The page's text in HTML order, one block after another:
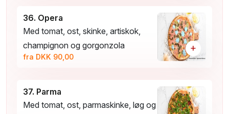
36. Opera
Med tomat, ost, skinke, artiskok,
champignon og gorgonzola
fra DKK 90,00
+
37. Parma
Med tomat, ost, parmaskinke, løg og